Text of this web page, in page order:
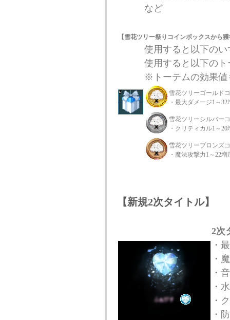
など
【雪花ツリー祭りコインボックスから
使用すると以下の
使用すると以下の
※トーテムの効果値
雪花ツリーゴールド
・最大ダメージ1～32
雪花ツリーシルバー
・クリティカル1～20
雪花ツリーブロンズ
・魔法攻撃力1～22増
【新規2次タイトル】
2次
・
・
・
・
・
・